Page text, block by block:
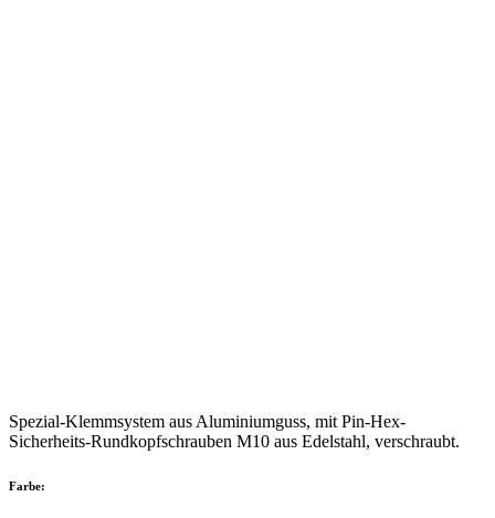
Spezial-Klemmsystem aus Aluminiumguss, mit Pin-Hex-
Sicherheits-Rundkopfschrauben M10 aus Edelstahl, verschraubt.
Farbe: